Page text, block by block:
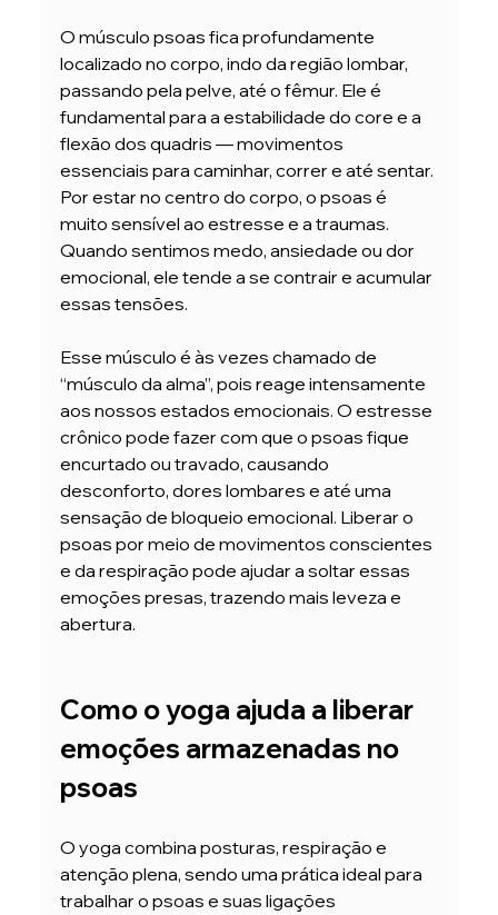
O músculo psoas fica profundamente
localizado no corpo, indo da região lombar,
passando pela pelve, até o fêmur. Ele é
fundamental para a estabilidade do core e a
flexão dos quadris — movimentos
essenciais para caminhar, correr e até sentar.
Por estar no centro do corpo, o psoas é
muito sensível ao estresse e a traumas.
Quando sentimos medo, ansiedade ou dor
emocional, ele tende a se contrair e acumular
essas tensões.
Esse músculo é às vezes chamado de
“músculo da alma”, pois reage intensamente
aos nossos estados emocionais. O estresse
crônico pode fazer com que o psoas fique
encurtado ou travado, causando
desconforto, dores lombares e até uma
sensação de bloqueio emocional. Liberar o
psoas por meio de movimentos conscientes
e da respiração pode ajudar a soltar essas
emoções presas, trazendo mais leveza e
abertura.
Como o yoga ajuda a liberar
emoções armazenadas no
psoas
O yoga combina posturas, respiração e
atenção plena, sendo uma prática ideal para
trabalhar o psoas e suas ligações